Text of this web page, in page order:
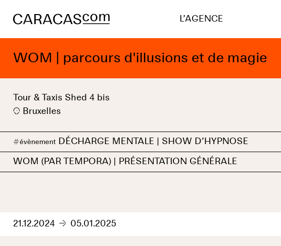
L’AGENCE
WOM | parcours d'illusions et de magie
Tour & Taxis Shed 4 bis
Bruxelles
#évènement DÉCHARGE MENTALE | SHOW D’HYPNOSE
WOM (PAR TEMPORA) | PRÉSENTATION GÉNÉRALE
21.12.2024 05.01.2025